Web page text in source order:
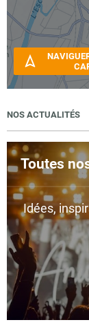
NOS ACTUALITÉS
Toutes
Idées,